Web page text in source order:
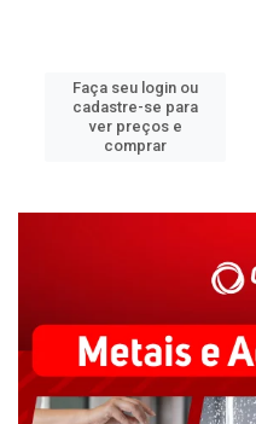
Faça seu login ou
cadastre-se para
ver preços e
comprar